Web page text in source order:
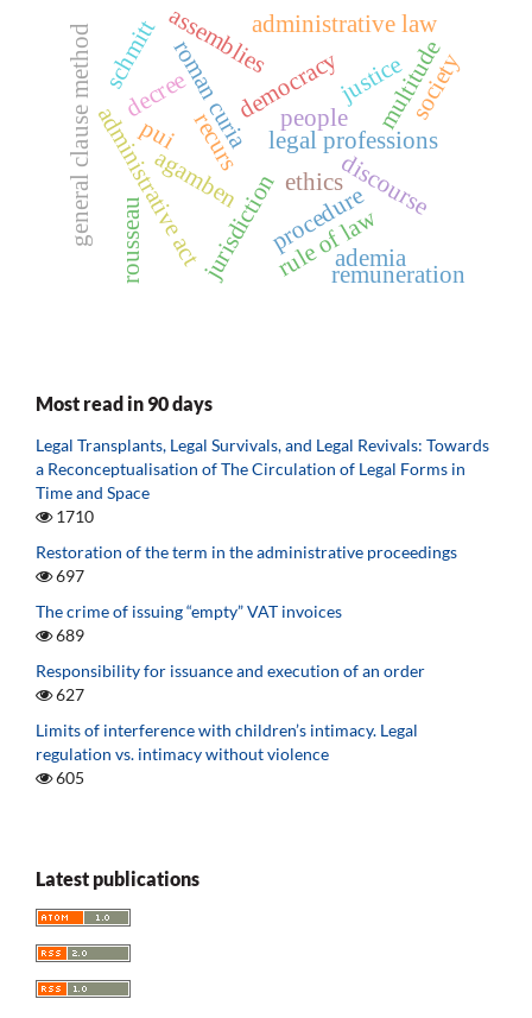
ethics
legal professions
discourse
jurisdiction
recurs
roman curia
decree
administrative act procedure
democracy
rule of law
assembliesadministrative law
agamben
ademia
people multitude
rousseau
schmitt
remuneration
general clause method pui
justicesociety
Most read in 90 days
Legal Transplants, Legal Survivals, and Legal Revivals: Towards
a Reconceptualisation of The Circulation of Legal Forms in
Time and Space
1710
Restoration of the term in the administrative proceedings
697
The crime of issuing “empty” VAT invoices
689
Responsibility for issuance and execution of an order
627
Limits of interference with children’s intimacy. Legal
regulation vs. intimacy without violence
605
Latest publications